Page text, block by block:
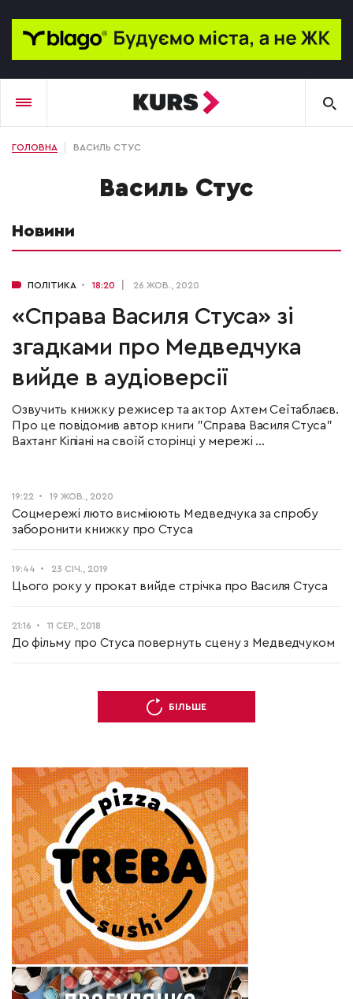
ГОЛОВНА ВАСИЛЬ СТУС
Василь Стус
Новини
ПОЛІТИКА 18:20 26 ЖОВ., 2020
«Справа Василя Стуса» зі
згадками про Медведчука
вийде в аудіоверсії
Озвучить книжку режисер та актор Ахтем Сеїтаблаєв.
Про це повідомив автор книги "Справа Василя Стуса"
Вахтанг Кіпіані на своїй сторінці у мережі ...
19:22 19 ЖОВ., 2020
Соцмережі люто висміюють Медведчука за спробу
заборонити книжку про Стуса
19:44 23 СІЧ., 2019
Цього року у прокат вийде стрічка про Василя Стуса
21:16 11 СЕР., 2018
До фільму про Стуса повернуть сцену з Медведчуком
БІЛЬШЕ